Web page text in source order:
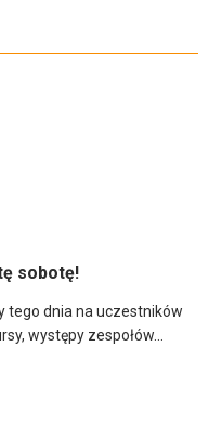
sobotę!
tego dnia na uczestników
występy zespołów...